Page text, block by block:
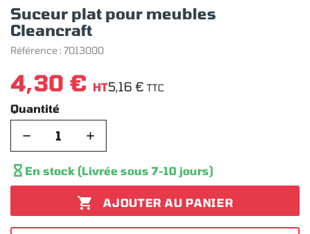
Suceur plat pour meubles
Cleancraft
Référence : 7013000
4,30 € HT5,16 € TTC
Quantité
− +
 En stock (Livrée sous 7-10 jours)
 AJOUTER AU PANIER